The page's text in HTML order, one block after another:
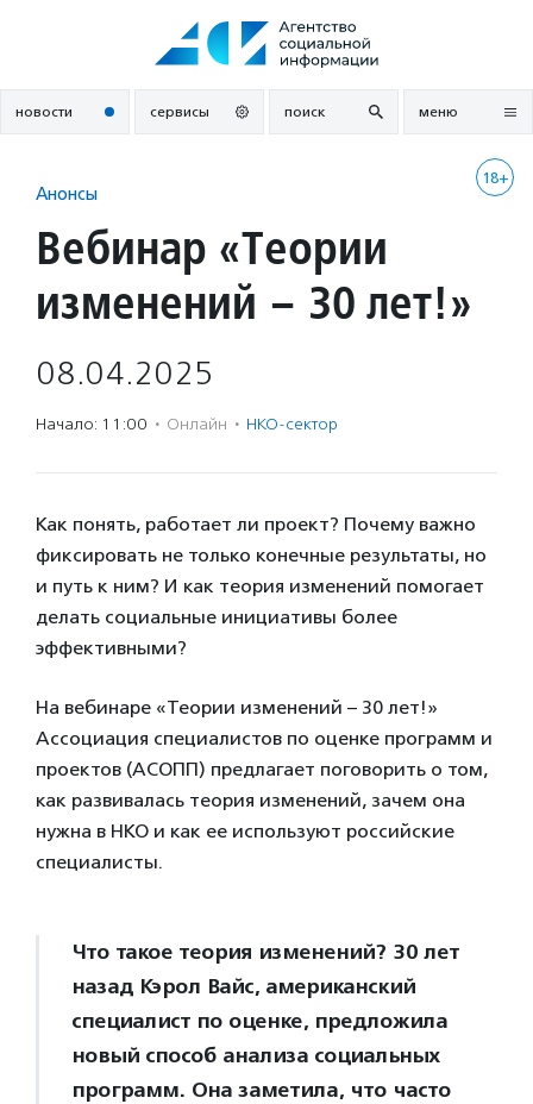
новости сервисы поиск меню
18+
Анонсы
Вебинар «Теории
изменений – 30 лет!»
08.04.2025
Начало: 11:00 · Онлайн · НКО-сектор
Как понять, работает ли проект? Почему важно
фиксировать не только конечные результаты, но
и путь к ним? И как теория изменений помогает
делать социальные инициативы более
эффективными?
На вебинаре «Теории изменений – 30 лет!»
Ассоциация специалистов по оценке программ и
проектов (АСОПП) предлагает поговорить о том,
как развивалась теория изменений, зачем она
нужна в НКО и как ее используют российские
специалисты.
Что такое теория изменений? 30 лет
назад Кэрол Вайс, американский
специалист по оценке, предложила
новый способ анализа социальных
программ. Она заметила, что часто